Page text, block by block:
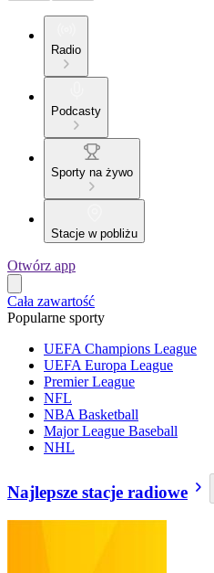
Radio
Podcasty
Sporty na żywo
Stacje w pobliżu
Otwórz app
Cała zawartość
Popularne sporty
UEFA Champions League
UEFA Europa League
Premier League
NFL
NBA Basketball
Major League Baseball
NHL
Najlepsze stacje radiowe